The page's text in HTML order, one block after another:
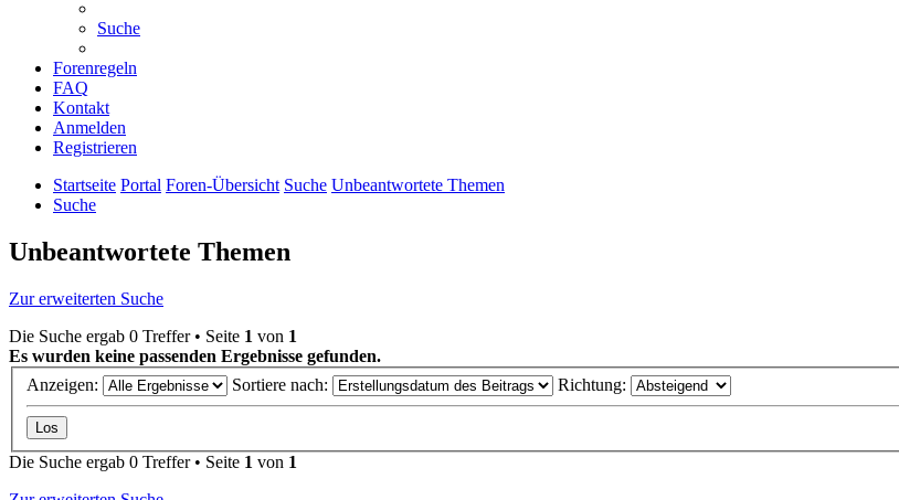
Suche
Forenregeln
FAQ
Kontakt
Anmelden
Registrieren
Startseite Portal Foren-Übersicht Suche Unbeantwortete Themen
Suche
Unbeantwortete Themen
Zur erweiterten Suche
Die Suche ergab 0 Treffer • Seite 1 von 1
Es wurden keine passenden Ergebnisse gefunden.
Anzeigen:
Sortiere nach: Richtung:
Die Suche ergab 0 Treffer • Seite 1 von 1